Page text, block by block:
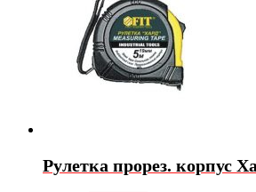
Рулетка прорез. корпус